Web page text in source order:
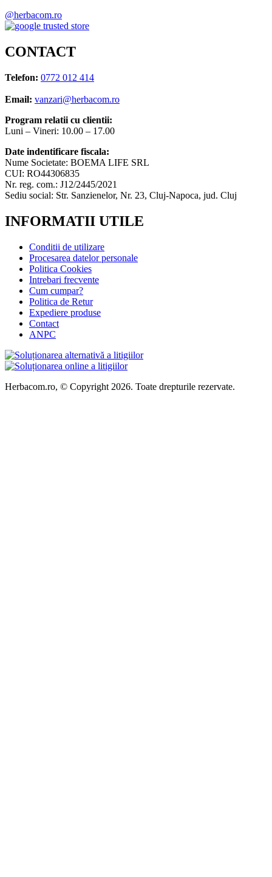
@herbacom.ro
CONTACT
Telefon: 0772 012 414
Email: vanzari@herbacom.ro
Program relatii cu clientii:
Luni – Vineri: 10.00 – 17.00
Date indentificare fiscala:
Nume Societate: BOEMA LIFE SRL
CUI: RO44306835
Nr. reg. com.: J12/2445/2021
Sediu social: Str. Sanzienelor, Nr. 23, Cluj-Napoca, jud. Cluj
INFORMATII UTILE
Conditii de utilizare
Procesarea datelor personale
Politica Cookies
Intrebari frecvente
Cum cumpar?
Politica de Retur
Expediere produse
Contact
ANPC
Herbacom.ro, © Copyright 2026. Toate drepturile rezervate.